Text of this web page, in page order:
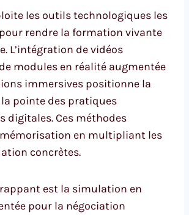
les outils technologiques les
rendre la formation vivante
L’intégration de vidéos
modules en réalité augmentée
immersives positionne la
pointe des pratiques
digitales. Ces méthodes
en multipliant les
concrètes.
est la simulation en
pour la négociation